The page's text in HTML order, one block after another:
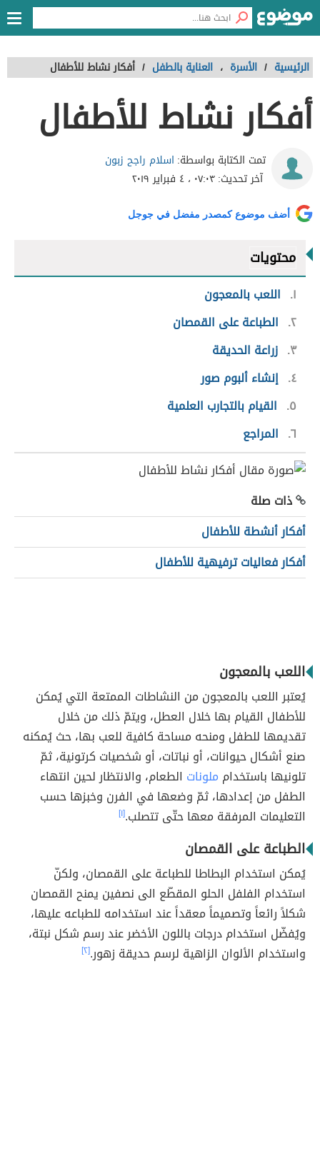
الرئيسية / الأسرة ، العناية بالطفل / أفكار نشاط للأطفال
أفكار نشاط للأطفال
تمت الكتابة بواسطة: اسلام راجح زبون
آخر تحديث:٠٧:٠٣ ، ٤ فبراير ٢٠١٩
أضف موضوع كمصدر مفضل في جوجل
محتويات
١
اللعب بالمعجون
٢ الطباعة على القمصان
٣ زراعة الحديقة
٤ إنشاء ألبوم صور
٥
القيام بالتجارب العلمية
٦ المراجع
ذات صلة
أفكار أنشطة للأطفال
أفكار فعاليات ترفيهية للأطفال
اللعب بالمعجون
يُعتبر اللعب بالمعجون من النشاطات الممتعة التي يُمكن
للأطفال القيام بها خلال العطل، ويتمّ ذلك من خلال
تقديمها للطفل ومنحه مساحة كافية للعب بها، حث يُمكنه
صنع أشكال حيوانات، أو نباتات، أو شخصيات كرتونية، ثمّ
تلونيها باستخدام ملونات الطعام، والانتظار لحين انتهاء
الطفل من إعدادها، ثمّ وضعها في الفرن وخبزها حسب
التعليمات المرفقة معها حتّى تتصلب.[١]
الطباعة على القمصان
يُمكن استخدام البطاطا للطباعة على القمصان، ولكنّ
استخدام الفلفل الحلو المقطّع الى نصفين يمنح القمصان
شكلاً رائعاً وتصميماً معقداً عند استخدامه للطباعه عليها،
ويُفضّل استخدام درجات باللون الأخضر عند رسم شكل نبتة،
واستخدام الألوان الزاهية لرسم حديقة زهور.[٢]